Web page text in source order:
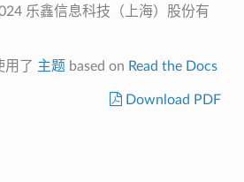
乐鑫信息科技（上海）股份有
了 主题 based on Read the Docs
Download PDF